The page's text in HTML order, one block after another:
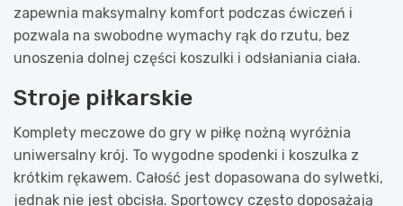
zapewnia maksymalny komfort podczas ćwiczeń i
pozwala na swobodne wymachy rąk do rzutu, bez
unoszenia dolnej części koszulki i odsłaniania ciała.
Stroje piłkarskie
Komplety meczowe do gry w piłkę nożną wyróżnia
uniwersalny krój. To wygodne spodenki i koszulka z
krótkim rękawem. Całość jest dopasowana do sylwetki,
jednak nie jest obcisła. Sportowcy często doposażają